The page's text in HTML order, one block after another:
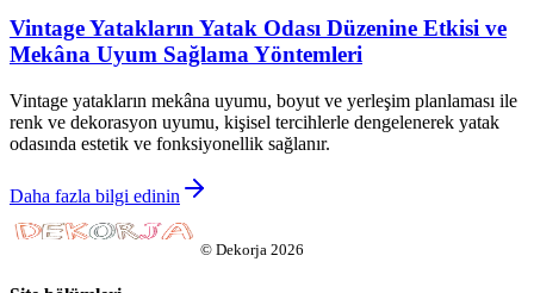
Vintage Yatakların Yatak Odası Düzenine Etkisi ve
Mekâna Uyum Sağlama Yöntemleri
Vintage yatakların mekâna uyumu, boyut ve yerleşim planlaması ile
renk ve dekorasyon uyumu, kişisel tercihlerle dengelenerek yatak
odasında estetik ve fonksiyonellik sağlanır.
Daha fazla bilgi edinin
© Dekorja 2026